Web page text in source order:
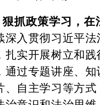
人民“心联通”提供法
舆论引导，在法治
展“12·4”宪法宣传周
活动，广泛宣传《中
中华人民共和国民法
陆地国界法》《中华